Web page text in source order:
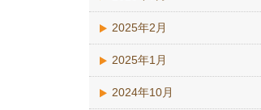
2025年2月
2025年1月
2024年10月